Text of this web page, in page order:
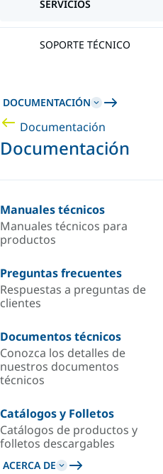
SERVICIOS
SOPORTE TÉCNICO
DOCUMENTACIÓN
Documentación
Documentación
Manuales técnicos
Manuales técnicos para
productos
Preguntas frecuentes
Respuestas a preguntas de
clientes
Documentos técnicos
Conozca los detalles de
nuestros documentos
técnicos
Catálogos y Folletos
Catálogos de productos y
folletos descargables
ACERCA DE